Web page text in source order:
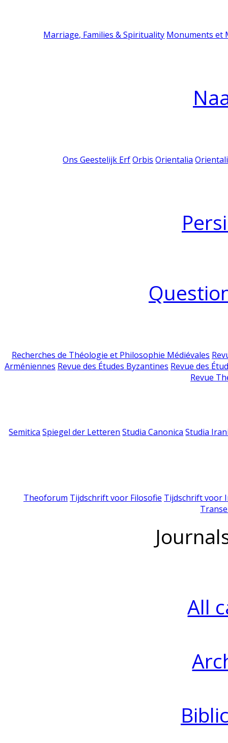
Marriage, Families & Spirituality Monuments et
Ons Geestelijk Erf Orbis Orientalia
Recherches de Théologie et Philosophie Médiévales
Arméniennes Revue des Études Byzantines Revue des
Revue
Semitica Spiegel der Letteren Studia Canonica Studia
Theoforum Tijdschrift voor Filosofie Tijdschrift voor
All